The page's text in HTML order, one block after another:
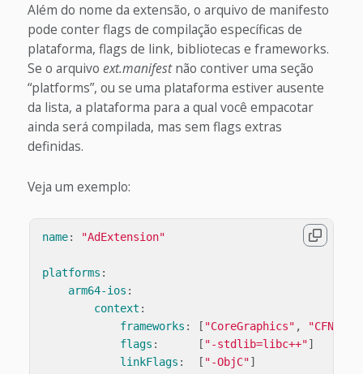
Além do nome da extensão, o arquivo de manifesto
pode conter flags de compilação específicas de
plataforma, flags de link, bibliotecas e frameworks.
Se o arquivo ext.manifestnão contiver uma seção
“platforms”, ou se uma plataforma estiver ausente
da lista, a plataforma para a qual você empacotar
ainda será compilada, mas sem flags extras
definidas.
Veja um exemplo:
name: "AdExtension"
platforms :
arm64-ios :
context :
frameworks : [ "CoreGraphics" , "
flags : [ "-stdlib=libc++"]
linkFlags : [ "-ObjC"]